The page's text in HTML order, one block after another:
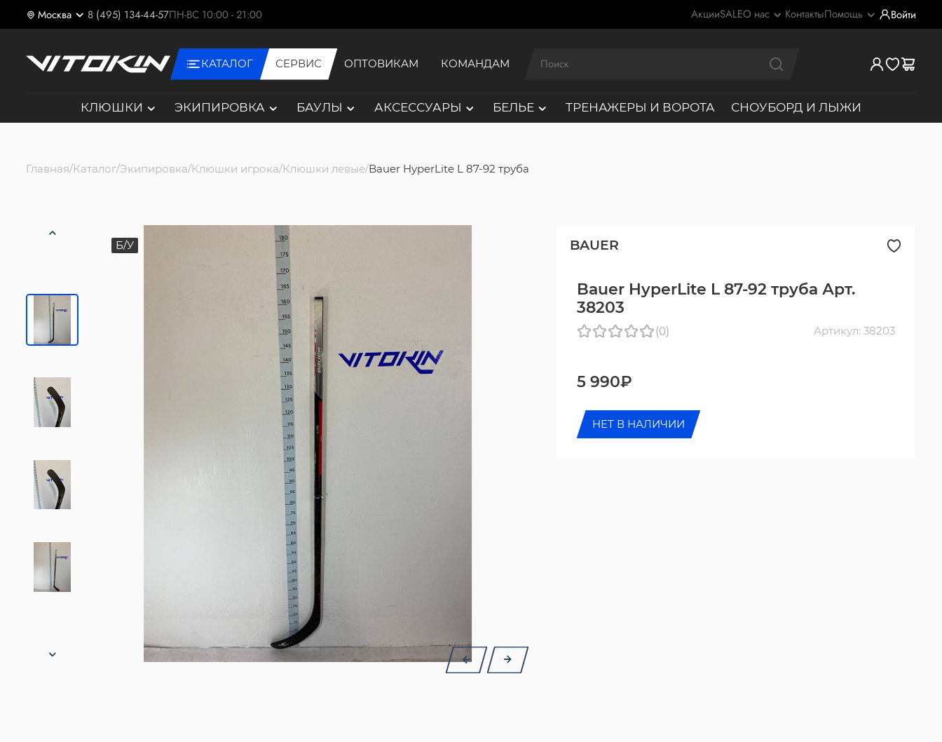
Москва 8 (495) 134-44-57ПН-ВС 10:00 - 21:00 АкцииSALEО нас КонтактыПомощь Войти
КАТАЛОГ СЕРВИС ОПТОВИКАМ КОМАНДАМ
КЛЮШКИ ЭКИПИРОВКА БАУЛЫ АКСЕССУАРЫ БЕЛЬЕ ТРЕНАЖЕРЫ И ВОРОТА СНОУБОРД И ЛЫЖИ
Главная Каталог Экипировка Клюшки игрока Клюшки левые Bauer HyperLite L 87-92 труба
Б/У BAUER
Bauer HyperLite L 87-92 труба Арт.
38203
(0) Артикул: 38203
5 990₽
НЕТ В НАЛИЧИИ